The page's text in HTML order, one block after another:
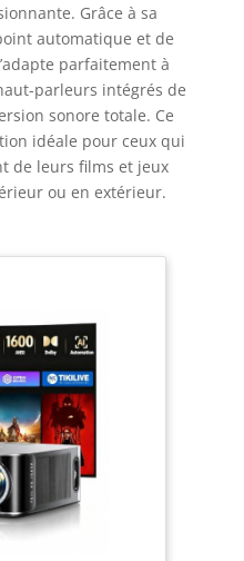
Grâce à sa
automatique et de
parfaitement à
parleurs intégrés de
sonore totale. Ce
idéale pour ceux qui
de leurs films et jeux
ou en extérieur.